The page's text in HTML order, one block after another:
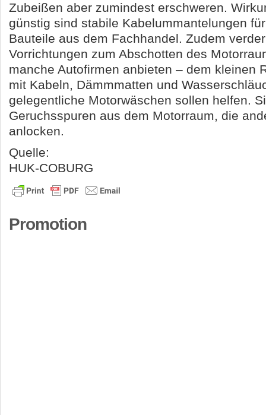
Zubeißen aber zumindest erschweren.
günstig sind stabile Kabelummantelungen
Bauteile aus dem Fachhandel. Zudem
Vorrichtungen zum Abschotten des
manche Autofirmen anbieten – dem kleinen
mit Kabeln, Dämmmatten und
gelegentliche Motorwäschen sollen helfen.
Geruchsspuren aus dem Motorraum, die
anlocken.
Quelle:
HUK-COBURG
Promotion